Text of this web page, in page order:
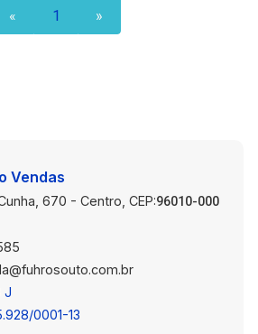
« 1 »
Vendas
670 - Centro, CEP:96010-000
J
0001-13